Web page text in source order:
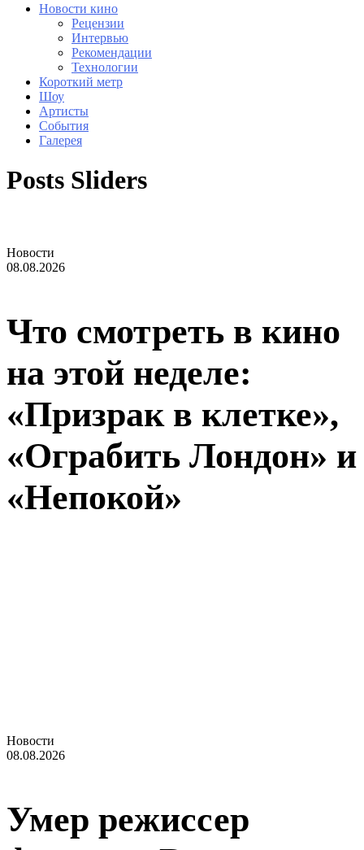
Новости кино
Рецензии
Интервью
Рекомендации
Технологии
Короткий метр
Шоу
Артисты
События
Галерея
Posts Sliders
Новости
08.08.2026
Что смотреть в кино
на этой неделе:
«Призрак в клетке»,
«Ограбить Лондон» и
«Непокой»
Новости
08.08.2026
Умер режиссер